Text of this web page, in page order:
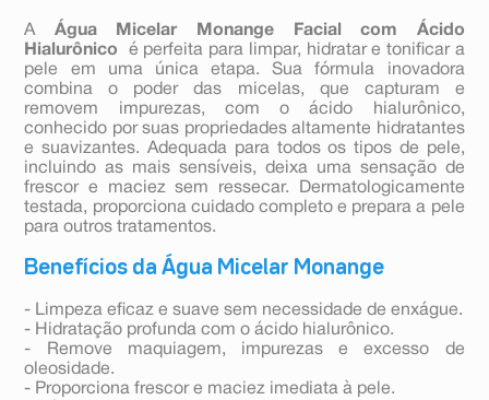
A Água Micelar Monange Facial com Ácido
Hialurônico
é perfeita para limpar, hidratar e tonificar a
pele em uma única etapa. Sua fórmula inovadora
combina o poder das micelas, que capturam e
removem impurezas, com o ácido hialurônico,
conhecido por suas propriedades altamente hidratantes
e suavizantes. Adequada para todos os tipos de pele,
incluindo as mais sensíveis, deixa uma sensação de
frescor e maciez sem ressecar. Dermatologicamente
testada, proporciona cuidado completo e prepara a pele
para outros tratamentos.
Benefícios da Água Micelar Monange
- Limpeza eficaz e suave sem necessidade de enxágue.
- Hidratação profunda com o ácido hialurônico.
- Remove maquiagem, impurezas e excesso de
oleosidade.
- Proporciona frescor e maciez imediata à pele.